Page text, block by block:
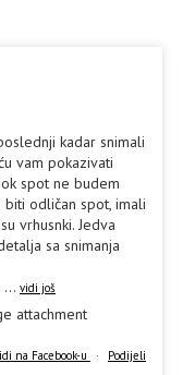
kadar snimali
vam pokazivati
spot ne budem
biti odličan spot, imali
vrhusnki. Jedva
sa snimanja
... vidi još
na Facebook-u · Podijeli